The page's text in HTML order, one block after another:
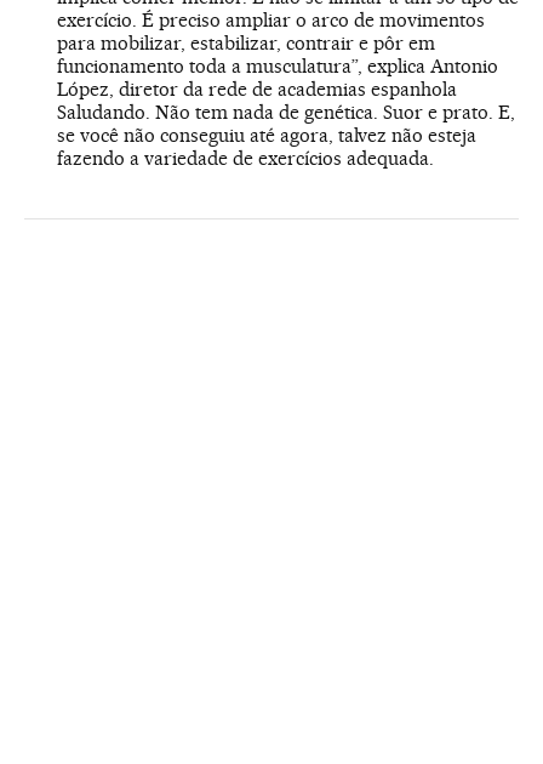
exercício. É preciso ampliar o arco de movimentos
para mobilizar, estabilizar, contrair e pôr em
funcionamento toda a musculatura”, explica Antonio
López, diretor da rede de academias espanhola
Saludando. Não tem nada de genética. Suor e prato. E,
se você não conseguiu até agora, talvez não esteja
fazendo a variedade de exercícios adequada.